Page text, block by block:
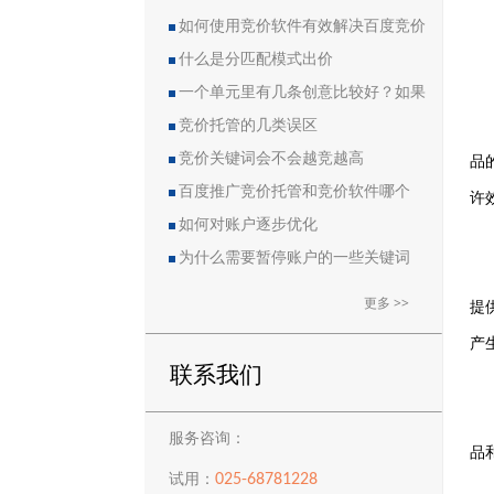
如何使用竞价软件有效解决百度竞价
中的恶点问题
什么是分匹配模式出价
一个单元里有几条创意比较好？如果
删除创意会导致账户流量突然下降吗？
竞价托管的几类误区
竞价关键词会不会越竞越高
百度推广竞价托管和竞价软件哪个
好？
如何对账户逐步优化
为什么需要暂停账户的一些关键词
更多 >>
联系我们
服务咨询：
试用：025-68781228
品
许
提
产
品